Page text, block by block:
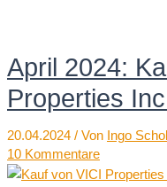
April 2024:
Properties
20.04.2024 / Von Ingo
10 Kommentare